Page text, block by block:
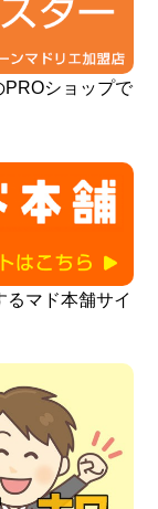
PROショップで
マド本舗サイ